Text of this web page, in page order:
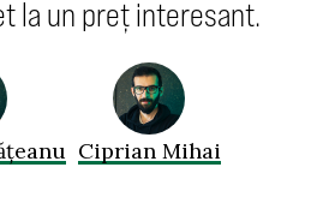
la un preț interesant.
Ciprian Mihai